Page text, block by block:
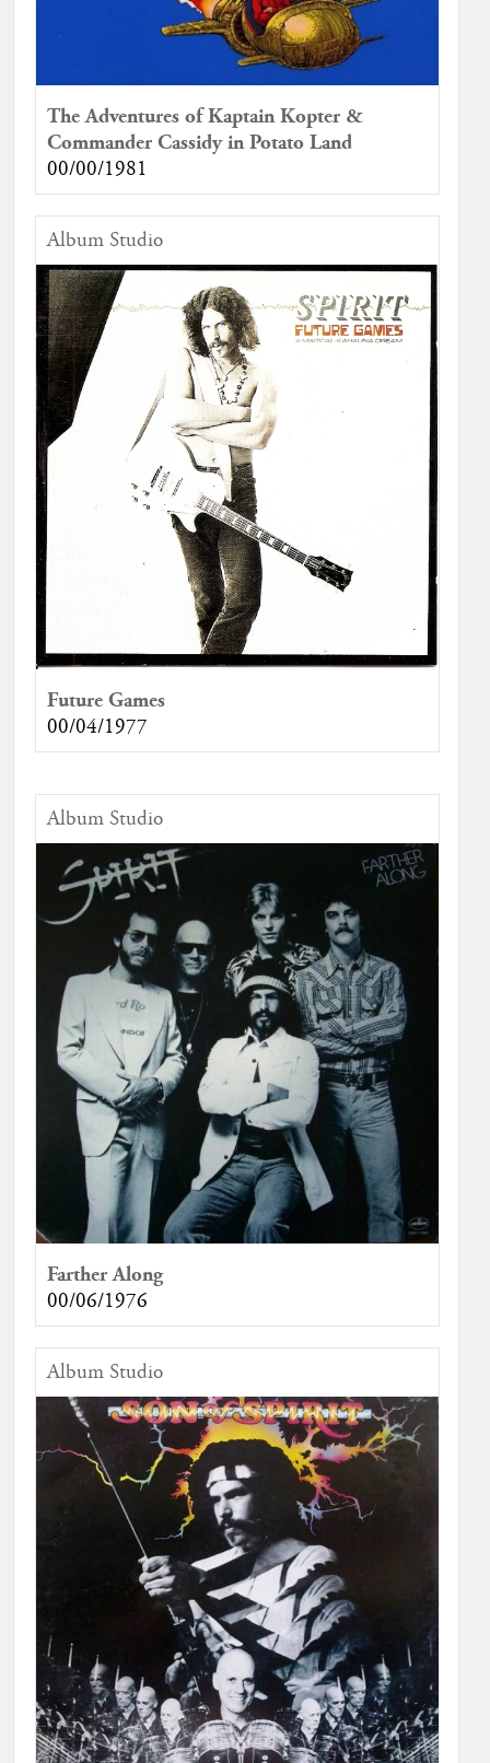
The Adventures of Kaptain Kopter &
Commander Cassidy in Potato Land
00/00/1981
Album Studio
Future Games
00/04/1977
Album Studio
Farther Along
00/06/1976
Album Studio